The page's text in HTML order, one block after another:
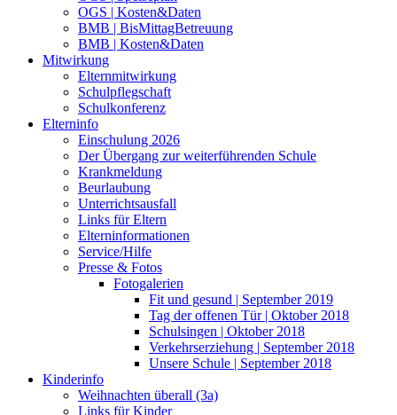
OGS | Kosten&Daten
BMB | BisMittagBetreuung
BMB | Kosten&Daten
Mitwirkung
Elternmitwirkung
Schulpflegschaft
Schulkonferenz
Elterninfo
Einschulung 2026
Der Übergang zur weiterführenden Schule
Krankmeldung
Beurlaubung
Unterrichtsausfall
Links für Eltern
Elterninformationen
Service/Hilfe
Presse & Fotos
Fotogalerien
Fit und gesund | September 2019
Tag der offenen Tür | Oktober 2018
Schulsingen | Oktober 2018
Verkehrserziehung | September 2018
Unsere Schule | September 2018
Kinderinfo
Weihnachten überall (3a)
Links für Kinder